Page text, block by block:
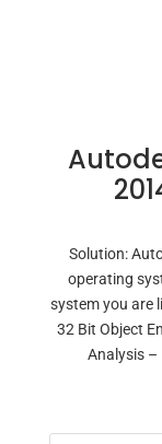
Solution:
operating
system you are
32 Bit Object
Analysis –